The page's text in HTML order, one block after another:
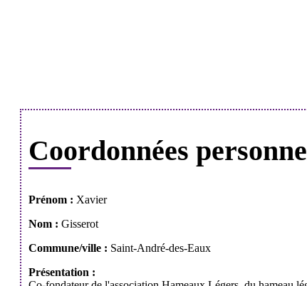
Coordonnées
Prénom : Xavier
Nom : Gisserot
Commune/ville : Saint-André-des-Eaux
Présentation :